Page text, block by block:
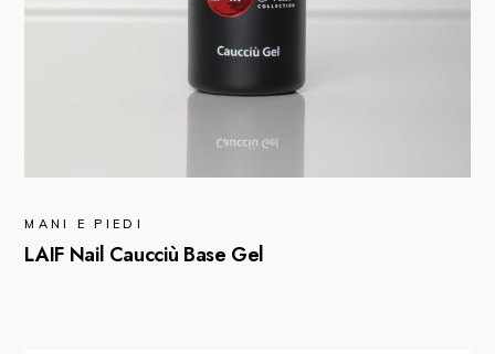
MANI E PIEDI
LAIF Nail Caucciù Base Gel